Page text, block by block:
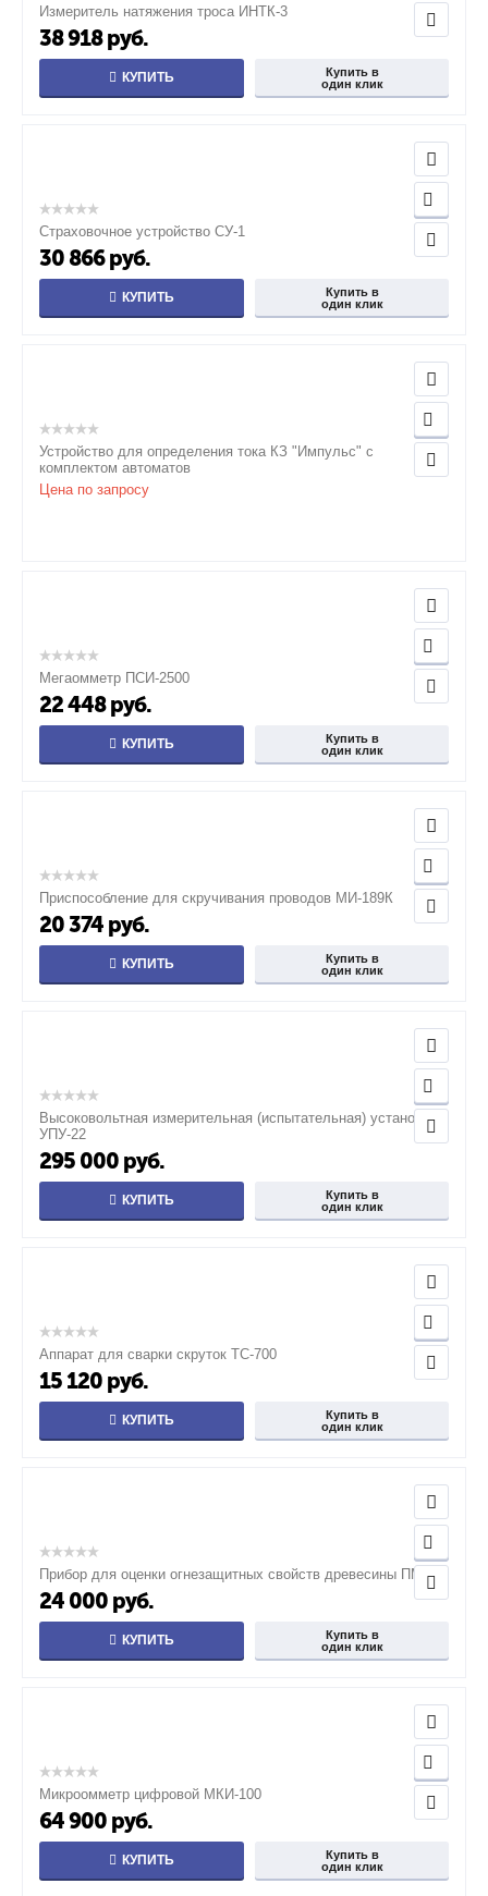
Измеритель натяжения троса ИНТК-3
38 918 руб.
КУПИТЬ
Купить в
один клик
Страховочное устройство СУ-1
30 866 руб.
КУПИТЬ
Купить в
один клик
Устройство для определения тока КЗ "Импульс" с
комплектом автоматов
Цена по запросу
Мегаомметр ПСИ-2500
22 448 руб.
КУПИТЬ
Купить в
один клик
Приспособление для скручивания проводов МИ-189К
20 374 руб.
КУПИТЬ
Купить в
один клик
Высоковольтная измерительная (испытательная) установка
УПУ-22
295 000 руб.
КУПИТЬ
Купить в
один клик
Аппарат для сварки скруток ТС-700
15 120 руб.
КУПИТЬ
Купить в
один клик
Прибор для оценки огнезащитных свойств древесины ПМП-1
24 000 руб.
КУПИТЬ
Купить в
один клик
Микроомметр цифровой МКИ-100
64 900 руб.
КУПИТЬ
Купить в
один клик